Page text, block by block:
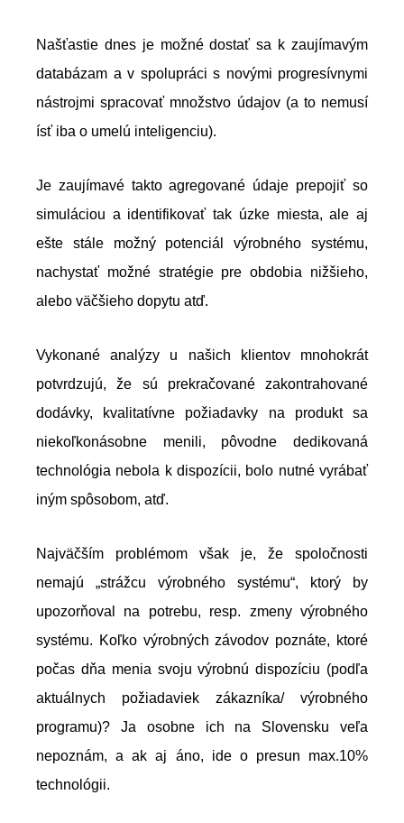
Našťastie dnes je možné dostať sa k zaujímavým
databázam a v spolupráci s novými progresívnymi
nástrojmi spracovať množstvo údajov (a to nemusí
ísť iba o umelú inteligenciu).
Je zaujímavé takto agregované údaje prepojiť so
simuláciou a identifikovať tak úzke miesta, ale aj
ešte stále možný potenciál výrobného systému,
nachystať možné stratégie pre obdobia nižšieho,
alebo väčšieho dopytu atď.
Vykonané analýzy u našich klientov mnohokrát
potvrdzujú, že sú prekračované zakontrahované
dodávky, kvalitatívne požiadavky na produkt sa
niekoľkonásobne menili, pôvodne dedikovaná
technológia nebola k dispozícii, bolo nutné vyrábať
iným spôsobom, atď.
Najväčším problémom však je, že spoločnosti
nemajú „strážcu výrobného systému“, ktorý by
upozorňoval na potrebu, resp. zmeny výrobného
systému. Koľko výrobných závodov poznáte, ktoré
počas dňa menia svoju výrobnú dispozíciu (podľa
aktuálnych požiadaviek zákazníka/ výrobného
programu)? Ja osobne ich na Slovensku veľa
nepoznám, a ak aj áno, ide o presun max.10%
technológii.